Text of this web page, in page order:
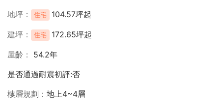
地坪
住宅 104.57坪起
建坪 住宅 172.65坪起
屋齡
54.2年
是否通過耐震初評:否
樓層規劃
地上4~4層